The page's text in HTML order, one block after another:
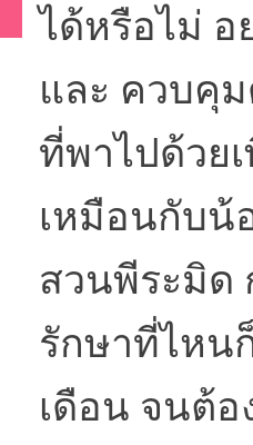
ได้หรือไม่ อ
และ ควบคุ
ที่พาไปด้วย
เหมือนกับน้
สวนพีระมิด
รักษาที่ไหน
เดือน จนต้